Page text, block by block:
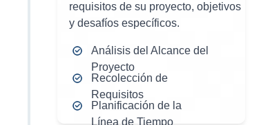
requisitos de su proyecto, objetivos
y desafíos específicos.
Análisis del Alcance del
Proyecto
Recolección de
Requisitos
Planificación de la
Línea de Tiempo